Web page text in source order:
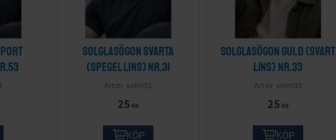
Solglasögon svarta
(spegel lins) nr.31
solnr31
25 KR
KÖP
Solglasögon guld (svart
lins) nr.33
solnr33
25 KR
KÖP